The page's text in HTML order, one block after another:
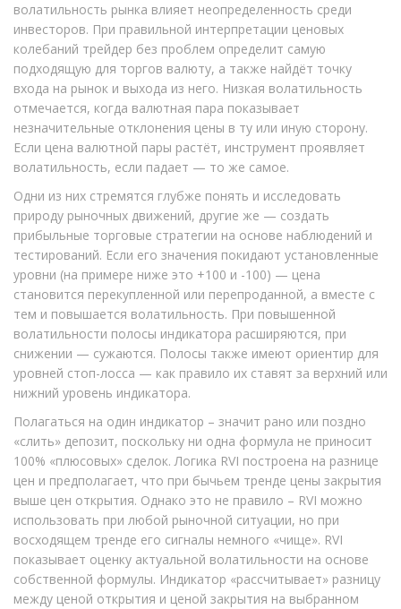
волатильность рынка влияет неопределенность среди
инвесторов. При правильной интерпретации ценовых
колебаний трейдер без проблем определит самую
подходящую для торгов валюту, а также найдёт точку
входа на рынок и выхода из него. Низкая волатильность
отмечается, когда валютная пара показывает
незначительные отклонения цены в ту или иную сторону.
Если цена валютной пары растёт, инструмент проявляет
волатильность, если падает — то же самое.
Одни из них стремятся глубже понять и исследовать
природу рыночных движений, другие же — создать
прибыльные торговые стратегии на основе наблюдений и
тестирований. Если его значения покидают установленные
уровни (на примере ниже это +100 и -100) — цена
становится перекупленной или перепроданной, а вместе с
тем и повышается волатильность. При повышенной
волатильности полосы индикатора расширяются, при
снижении — сужаются. Полосы также имеют ориентир для
уровней стоп-лосса — как правило их ставят за верхний или
нижний уровень индикатора.
Полагаться на один индикатор – значит рано или поздно
«слить» депозит, поскольку ни одна формула не приносит
100% «плюсовых» сделок. Логика RVI построена на разнице
цен и предполагает, что при бычьем тренде цены закрытия
выше цен открытия. Однако это не правило – RVI можно
использовать при любой рыночной ситуации, но при
восходящем тренде его сигналы немного «чище». RVI
показывает оценку актуальной волатильности на основе
собственной формулы. Индикатор «рассчитывает» разницу
между ценой открытия и ценой закрытия на выбранном